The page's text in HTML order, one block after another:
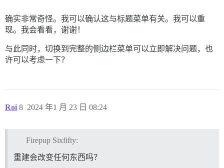
确实非常奇怪。我可以确认这与标题菜单有关。我可以重
现。我会看看，谢谢！
与此同时，切换到完整的侧边栏菜单可以立即解决问题，也
许可以考虑一下？
Roi 2024 年1 月 23 日 08:24
8
Firepup Sixfifty:
重建会改变任何东西吗？